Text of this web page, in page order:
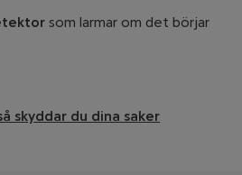
som larmar om det börjar
skyddar du dina saker